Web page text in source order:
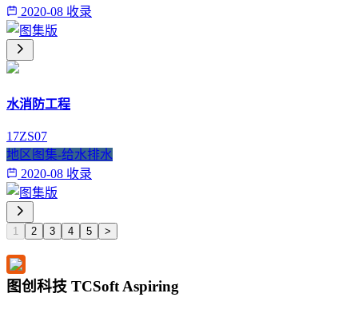
2020-08 收录
水消防工程
17ZS07
地区图集-给水排水
2020-08 收录
1 2 3 4 5 >
图创科技 TCSoft Aspiring